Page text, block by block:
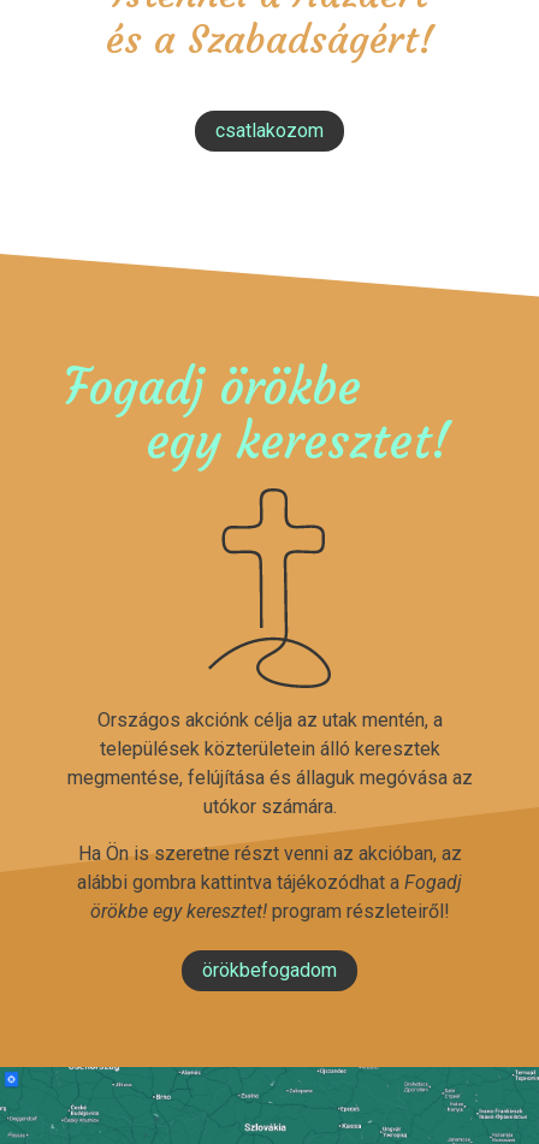
és a Szabadságért!
csatlakozom
Fogadj örökbe
egy keresztet!
Országos akciónk célja az utak mentén, a
települések közterületein álló keresztek
megmentése, felújítása és állaguk megóvása az
utókor számára.
Ha Ön is szeretne részt venni az akcióban, az
alábbi gombra kattintva tájékozódhat a Fogadj
örökbe egy keresztet!program részleteiről!
örökbefogadom